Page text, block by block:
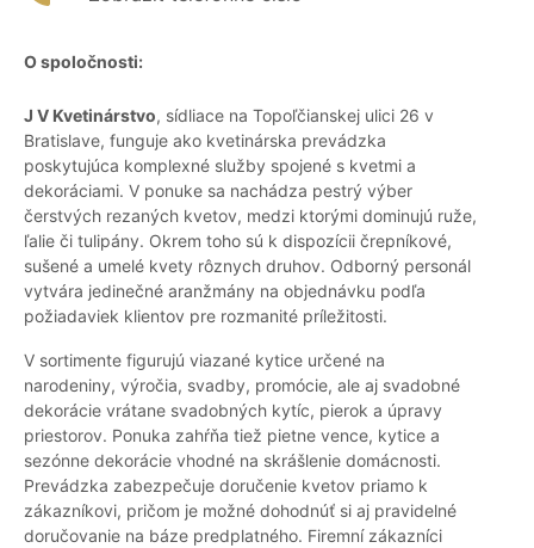
O spoločnosti:
J V Kvetinárstvo, sídliace na Topoľčianskej ulici 26 v
Bratislave, funguje ako kvetinárska prevádzka
poskytujúca komplexné služby spojené s kvetmi a
dekoráciami. V ponuke sa nachádza pestrý výber
čerstvých rezaných kvetov, medzi ktorými dominujú ruže,
ľalie či tulipány. Okrem toho sú k dispozícii črepníkové,
sušené a umelé kvety rôznych druhov. Odborný personál
vytvára jedinečné aranžmány na objednávku podľa
požiadaviek klientov pre rozmanité príležitosti.
V sortimente figurujú viazané kytice určené na
narodeniny, výročia, svadby, promócie, ale aj svadobné
dekorácie vrátane svadobných kytíc, pierok a úpravy
priestorov. Ponuka zahŕňa tiež pietne vence, kytice a
sezónne dekorácie vhodné na skrášlenie domácnosti.
Prevádzka zabezpečuje doručenie kvetov priamo k
zákazníkovi, pričom je možné dohodnúť si aj pravidelné
doručovanie na báze predplatného. Firemní zákazníci